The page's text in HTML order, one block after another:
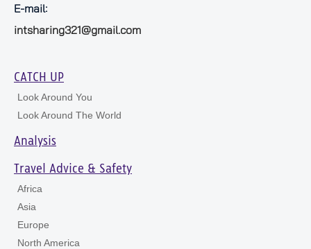
E-mail:
intsharing321@gmail.com
CATCH UP
Look Around You
Look Around The World
Analysis
Travel Advice & Safety
Africa
Asia
Europe
North America